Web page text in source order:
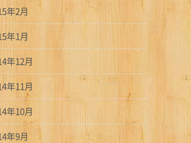
年2月
年1月
年12月
年11月
年10月
年9月